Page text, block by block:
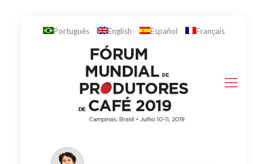
Português English Español Français